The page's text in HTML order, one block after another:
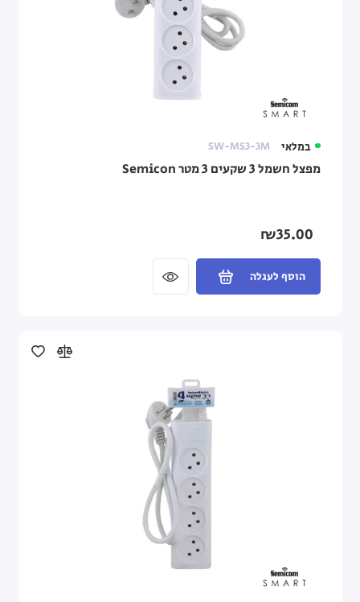
במלאי SW-MS3-3M
מפצל חשמל 3 שקעים 3 מטר Semicon
₪35.00
הוסף לעגלה